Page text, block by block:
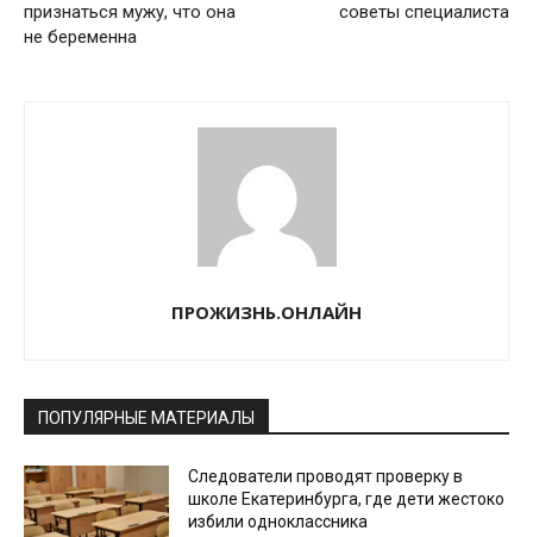
признаться мужу, что она
не беременна
советы специалиста
ПРОЖИЗНЬ.ОНЛАЙН
ПОПУЛЯРНЫЕ МАТЕРИАЛЫ
Следователи проводят проверку в
школе Екатеринбурга, где дети жестоко
избили одноклассника